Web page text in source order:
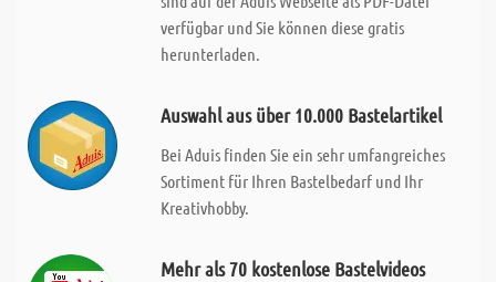
verfügbar und Sie können diese gratis
herunterladen.
Auswahl aus über 10.000 Bastelartikel
Bei Aduis finden Sie ein sehr umfangreiches
Sortiment für Ihren Bastelbedarf und Ihr
Kreativhobby.
Mehr als 70 kostenlose Bastelvideos